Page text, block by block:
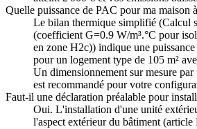
Quelle puissance de PAC pour ma maison
Le bilan thermique simplifié
(coefficient G=0.9 W/m³.°C pour
en zone H2c)) indique une
pour un logement type de 105 m²
Un dimensionnement sur mesure
est recommandé pour votre
Faut-il une déclaration préalable pour
Oui. L'installation d'une unité
l'aspect extérieur du bâtiment